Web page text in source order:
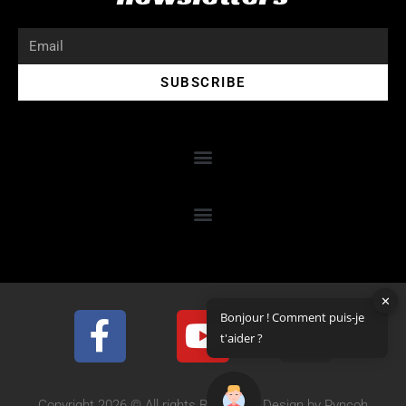
✕
Bonjour ! Comment puis-je
t'aider ?
SUBSCRIBE